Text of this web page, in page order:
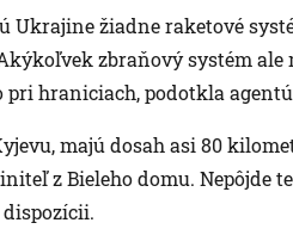
Ukrajine žiadne raketové
zbraňový systém ale
hraniciach, podotkla
majú dosah asi 80
z Bieleho domu. Nepôjde